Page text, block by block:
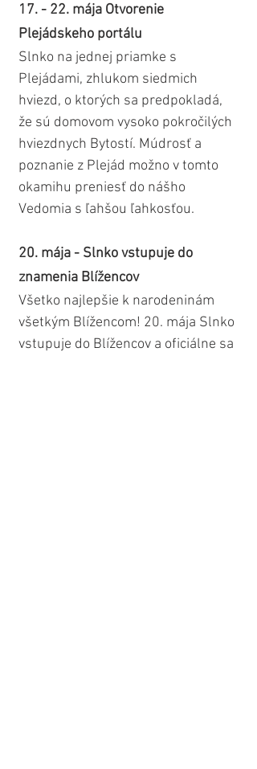
17. - 22. mája Otvorenie
Plejádskeho portálu
Slnko na jednej priamke s
Plejádami, zhlukom siedmich
hviezd, o ktorých sa predpokladá,
že sú domovom vysoko pokročilých
hviezdnych Bytostí. Múdrosť a
poznanie z Plejád možno v tomto
okamihu preniesť do nášho
Vedomia s ľahšou ľahkosťou.
20. mája - Slnko vstupuje do
znamenia Blížencov
Všetko najlepšie k narodeninám
všetkým Blížencom! 20. mája Slnko
vstupuje do Blížencov a oficiálne sa